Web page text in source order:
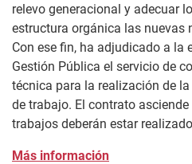
relevo generacional y adecuar
estructura orgánica las nuevas
Con ese fin, ha adjudicado a la
Gestión Pública el servicio de
técnica para la realización de
de trabajo. El contrato
trabajos deberán estar
Más información